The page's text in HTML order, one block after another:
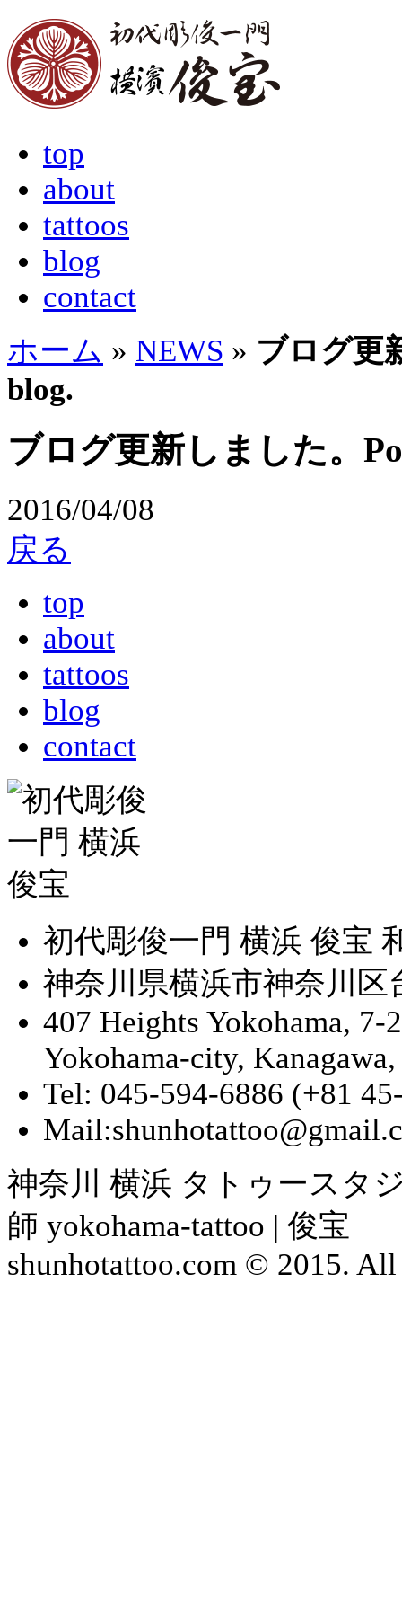
top
about
tattoos
blog
contact
ホーム » NEWS » ブログ更
blog.
ブログ更新しました。
2016/04/08
戻る
top
about
tattoos
blog
contact
初代彫俊一門 横浜 俊宝
神奈川県横浜市神奈川区
407 Heights Yokohama,
Yokohama-city, Kanagawa,
Tel: 045-594-6886 (+81
神奈川 横浜 タトゥースタ
師 yokohama-tattoo | 俊宝
shunhotattoo.com © 2015. All